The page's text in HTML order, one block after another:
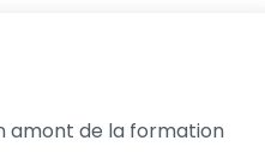
amont de la formation